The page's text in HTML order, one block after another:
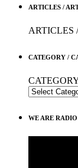
ARTICLES /
ARTICLES
CATEGORY /
WE ARE